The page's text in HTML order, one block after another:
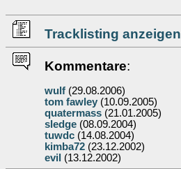
Tracklisting anzeigen
Kommentare:
wulf (29.08.2006)
tom fawley (10.09.2005)
quatermass (21.01.2005)
sledge (08.09.2004)
tuwdc (14.08.2004)
kimba72 (23.12.2002)
evil (13.12.2002)